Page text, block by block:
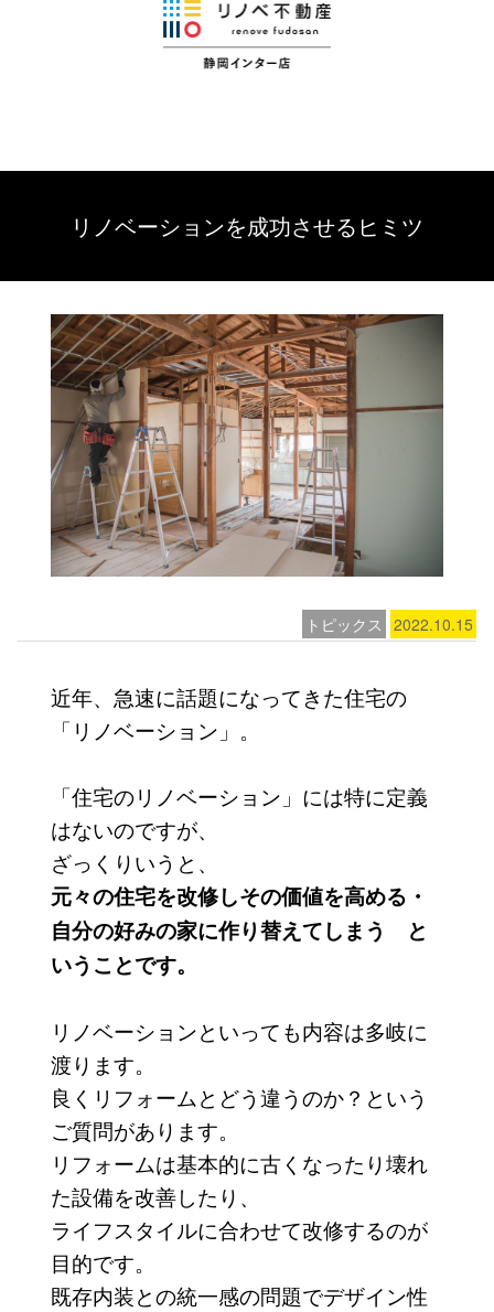
リノベーションを成功させるヒミツ
トピックス 2022.10.15
近年、急速に話題になってきた住宅の
「リノベーション」。
「住宅のリノベーション」には特に定義
はないのですが、
ざっくりいうと、
元々の住宅を改修しその価値を高める・
自分の好みの家に作り替えてしまう と
いうことです。
リノベーションといっても内容は多岐に
渡ります。
良くリフォームとどう違うのか？という
ご質問があります。
リフォームは基本的に古くなったり壊れ
た設備を改善したり、
ライフスタイルに合わせて改修するのが
目的です。
既存内装との統一感の問題でデザイン性